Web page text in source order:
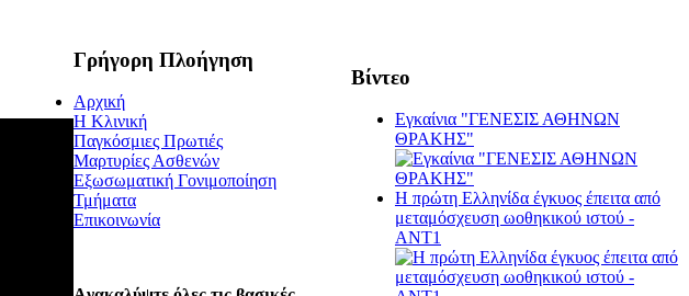
Βίντεο
Εγκαίνια "ΓΕΝΕΣΙΣ ΑΘΗΝΩΝ
ΘΡΑΚΗΣ"
Η πρώτη Ελληνίδα έγκυος έπειτα από
μεταμόσχευση ωοθηκικού ιστού -
ΑΝΤ1
Γρήγορη Πλοήγηση
Αρχική
Η Κλινική
Παγκόσμιες Πρωτιές
Μαρτυρίες Ασθενών
Εξωσωματική Γονιμοποίηση
Τμήματα
Επικοινωνία